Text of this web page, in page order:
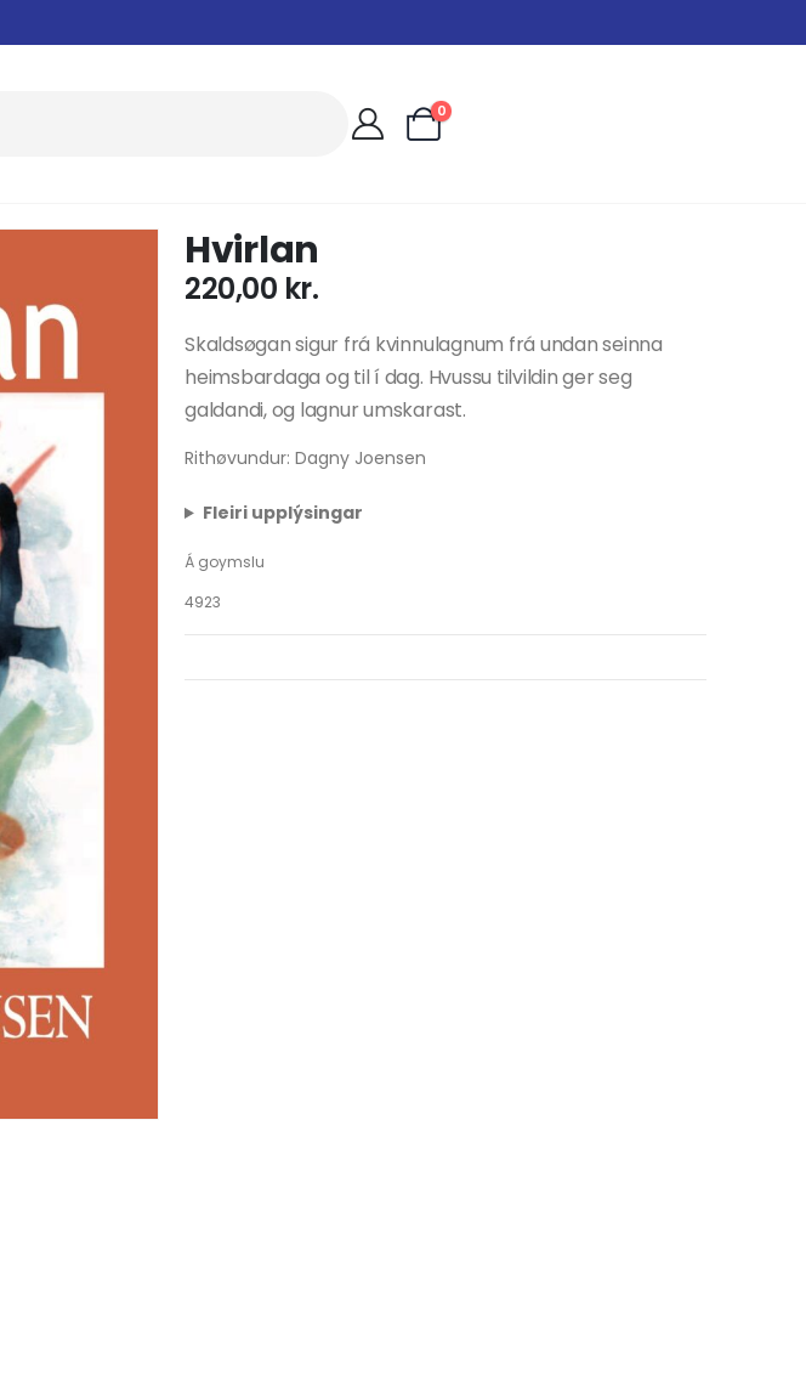
0
Hvirlan
220,00 kr.
Skaldsøgan sigur frá kvinnulagnum frá undan seinna
heimsbardaga og til í dag. Hvussu tilvildin ger seg
galdandi, og lagnur umskarast.
Rithøvundur: Dagny Joensen
Fleiri upplýsingar
Á goymslu
4923